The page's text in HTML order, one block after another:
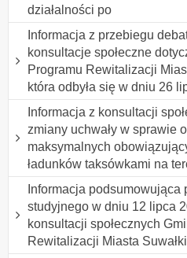
działalności po
Informacja z przebiegu
konsultacje społeczne
Programu Rewitalizacji
która odbyła się w dniu 26
Informacja z konsultacji
zmiany uchwały w sprawie
maksymalnych
ładunków taksówkami na
Informacja podsumowująca
studyjnego w dniu 12 lipca
konsultacji społecznych
Rewitalizacji Miasta